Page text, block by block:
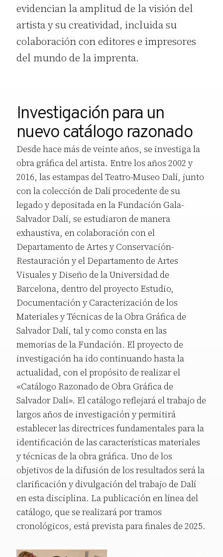
evidencian la amplitud de la visión del
artista y su creatividad, incluida su
colaboración con editores e impresores
del mundo de la imprenta.
Investigación para un
nuevo catálogo razonado
Desde hace más de veinte años, se investiga la
obra gráfica del artista. Entre los años 2002 y
2016, las estampas del Teatro-Museo Dalí, junto
con la colección de Dalí procedente de su
legado y depositada en la Fundación Gala-
Salvador Dalí, se estudiaron de manera
exhaustiva, en colaboración con el
Departamento de Artes y Conservación-
Restauración y el Departamento de Artes
Visuales y Diseño de la Universidad de
Barcelona, dentro del proyecto Estudio,
Documentación y Caracterización de los
Materiales y Técnicas de la Obra Gráfica de
Salvador Dalí, tal y como consta en las
memorias de la Fundación. El proyecto de
investigación ha ido continuando hasta la
actualidad, con el propósito de realizar el
«Catálogo Razonado de Obra Gráfica de
Salvador Dalí». El catálogo reflejará el trabajo de
largos años de investigación y permitirá
establecer las directrices fundamentales para la
identificación de las características materiales
y técnicas de la obra gráfica. Uno de los
objetivos de la difusión de los resultados será la
clarificación y divulgación del trabajo de Dalí
en esta disciplina. La publicación en línea del
catálogo, que se realizará por tramos
cronológicos, está prevista para finales de 2025.